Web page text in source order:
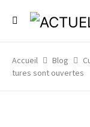
Accueil Blog
tures sont ouvertes